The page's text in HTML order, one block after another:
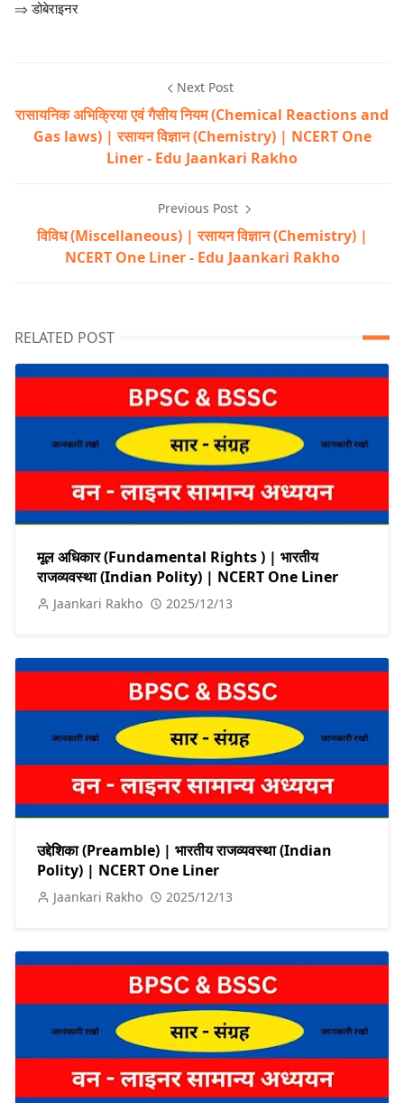
⇒डोबेराइनर
Next Post
रासायनिक अभिक्रिया एवं गैसीय नियम (Chemical Reactions and
Gas laws) | रसायन विज्ञान (Chemistry) | NCERT One
Liner - Edu Jaankari Rakho
Previous Post
विविध (Miscellaneous) | रसायन विज्ञान (Chemistry) |
NCERT One Liner - Edu Jaankari Rakho
RELATED POST
मूल अधिकार (Fundamental Rights ) | भारतीय
राजव्यवस्था (Indian Polity) | NCERT One Liner
Jaankari Rakho 2025/12/13
उद्देशिका (Preamble) | भारतीय राजव्यवस्था (Indian
Polity) | NCERT One Liner
Jaankari Rakho 2025/12/13